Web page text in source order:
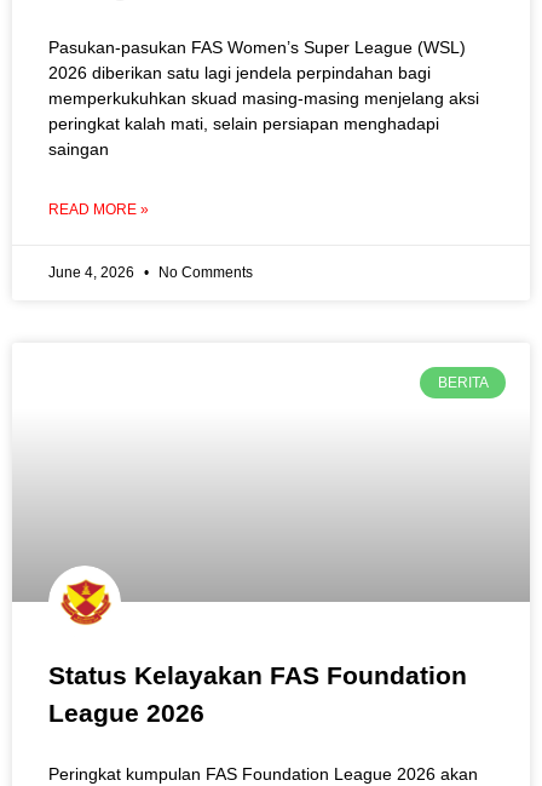
Pasukan-pasukan FAS Women’s Super League (WSL)
2026 diberikan satu lagi jendela perpindahan bagi
memperkukuhkan skuad masing-masing menjelang aksi
peringkat kalah mati, selain persiapan menghadapi
saingan
READ MORE »
June 4, 2026 No Comments
BERITA
Status Kelayakan FAS Foundation
League 2026
Peringkat kumpulan FAS Foundation League 2026 akan